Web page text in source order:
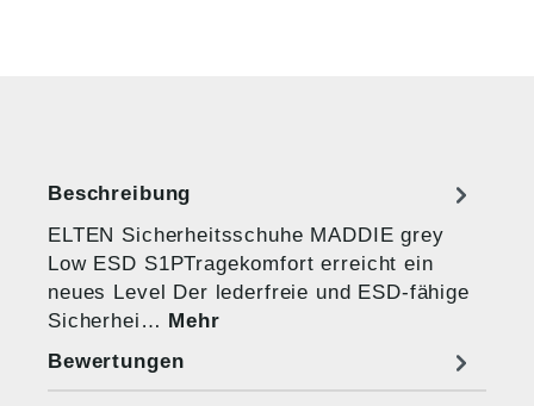
Beschreibung
ELTEN Sicherheitsschuhe MADDIE grey
Low ESD S1PTragekomfort erreicht ein
neues Level Der lederfreie und ESD-fähige
Sicherhei… Mehr
Bewertungen